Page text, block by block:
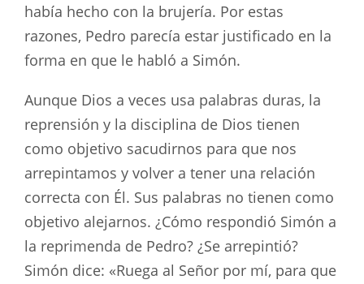
había hecho con la brujería. Por estas
razones, Pedro parecía estar justificado en la
forma en que le habló a Simón.
Aunque Dios a veces usa palabras duras, la
reprensión y la disciplina de Dios tienen
como objetivo sacudirnos para que nos
arrepintamos y volver a tener una relación
correcta con Él. Sus palabras no tienen como
objetivo alejarnos. ¿Cómo respondió Simón a
la reprimenda de Pedro? ¿Se arrepintió?
Simón dice: «Ruega al Señor por mí, para que